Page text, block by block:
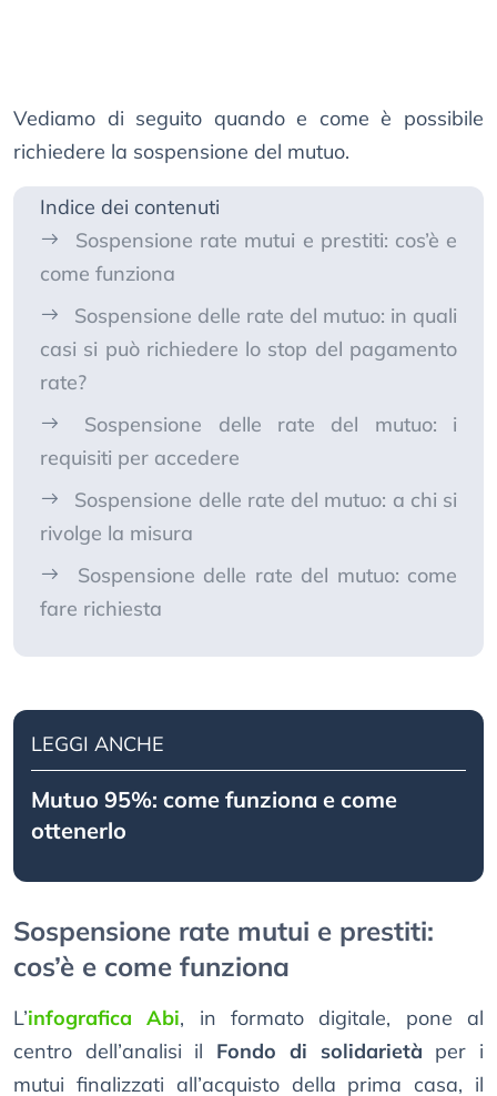
Vediamo di seguito quando e come è possibile
richiedere la sospensione del mutuo.
Indice dei contenuti
Sospensione rate mutui e prestiti: cos’è e
come funziona
Sospensione delle rate del mutuo: in quali
casi si può richiedere lo stop del pagamento
rate?
Sospensione delle rate del mutuo: i
requisiti per accedere
Sospensione delle rate del mutuo: a chi si
rivolge la misura
Sospensione delle rate del mutuo: come
fare richiesta
LEGGI ANCHE
Mutuo 95%: come funziona e come
ottenerlo
Sospensione rate mutui e prestiti:
cos’è e come funziona
L’infografica Abi, in formato digitale, pone al
centro dell’analisi il Fondo di solidarietà per i
mutui finalizzati all’acquisto della prima casa, il